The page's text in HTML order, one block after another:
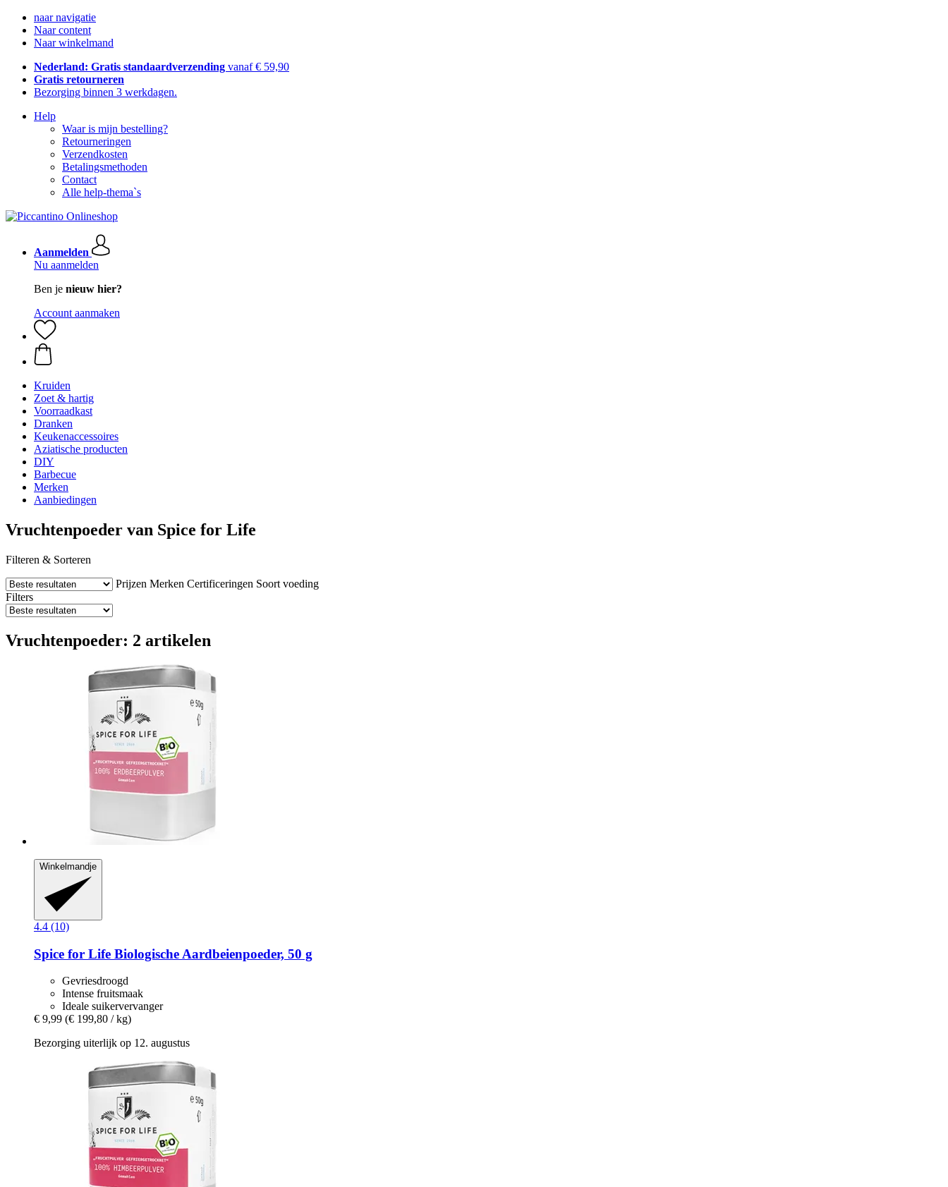
naar navigatie
Naar content
Naar winkelmand
Nederland: Gratis standaardverzending vanaf € 59,90
Gratis retourneren
Bezorging binnen 3 werkdagen.
Help
Waar is mijn bestelling?
Retourneringen
Verzendkosten
Betalingsmethoden
Contact
Alle help-thema`s
Aanmelden
Nu aanmelden
Ben je nieuw hier?
Account aanmaken
Kruiden
Zoet & hartig
Voorraadkast
Dranken
Keukenaccessoires
Aziatische producten
DIY
Barbecue
Merken
Aanbiedingen
Vruchtenpoeder van Spice for Life
Filteren & Sorteren
Prijzen Merken Certificeringen Soort voeding
Filters
Vruchtenpoeder: 2 artikelen
Winkelmandje
4.4 (10)
Spice for Life Biologische Aardbeienpoeder, 50 g
Gevriesdroogd
Intense fruitsmaak
Ideale suikervervanger
€ 9,99 (€ 199,80 / kg)
Bezorging uiterlijk op 12. augustus